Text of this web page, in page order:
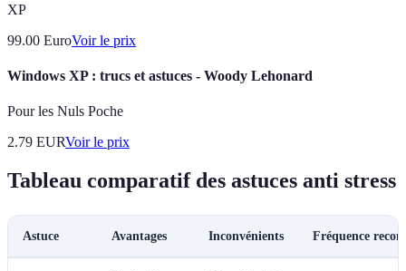
XP
99.00 EuroVoir le prix
Windows XP : trucs et astuces - Woody Lehonard
Pour les Nuls Poche
2.79 EURVoir le prix
Tableau comparatif des astuces anti stress
Astuce Avantages Inconvénients Fréquence